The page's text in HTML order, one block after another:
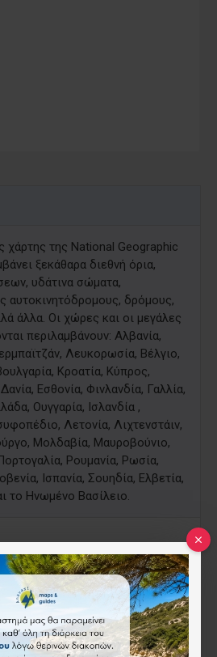
χάρτης της National Geographic
ξεκάθαρα διεθνή όρια,
υδάτινα σώματα,
αυτοκινητόδρομους, δρόμους,
άλλα. Οι χώρες και οι μεγάλες
περιλαμβάνουν: Αλβανία,
Λευκορωσία, Βέλγιο,
Κροατία, Κύπρος,
Εσθονία, Φινλανδία, Γαλλία,
Ουγγαρία, Ισλανδία ,
Λετονία, Λιχτενστάιν,
Μολδαβία, Μαυροβούνιο,
Ρουμανία, Ρωσία,
Ισπανία, Σουηδία, Ελβετία,
το Ηνωμένο Βασίλειο.
National
Geographic